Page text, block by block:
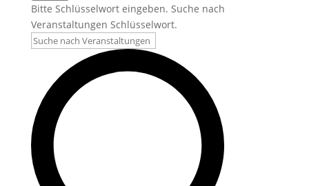
Bitte Schlüsselwort eingeben. Suche nach
Veranstaltungen Schlüsselwort.